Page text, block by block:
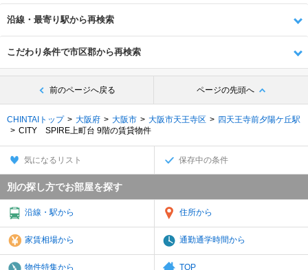
沿線・最寄り駅から再検索
こだわり条件で市区郡から再検索
前のページへ戻る ページの先頭へ
CHINTAIトップ 大阪府 大阪市 大阪市天王寺区
四天王寺前夕陽ケ丘駅
CITY SPIRE上町台 9階の賃貸物件
気になるリスト 保存中の条件
別の探し方でお部屋を探す
沿線・駅から 住所から
家賃相場から 通勤通学時間から
物件特集から TOP